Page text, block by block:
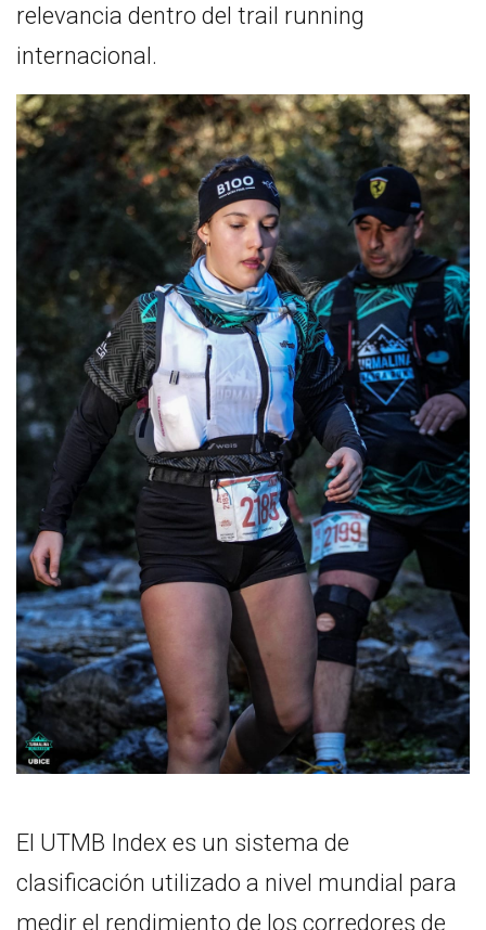
relevancia dentro del trail running
internacional.
El UTMB Index es un sistema de
clasificación utilizado a nivel mundial para
medir el rendimiento de los corredores de